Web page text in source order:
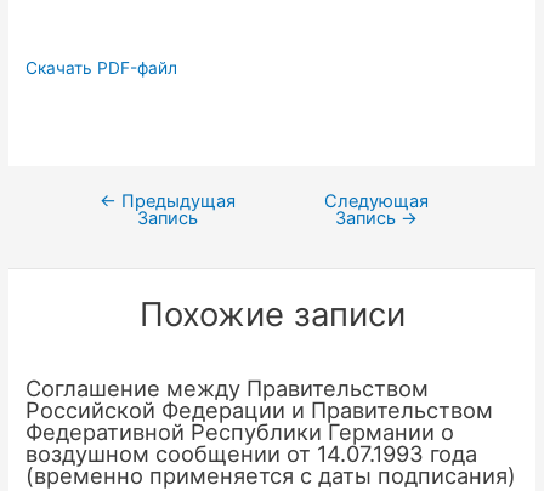
Скачать PDF-файл
Навигация
записям
← Предыдущая
Запись
Следующая
Запись →
Похожие записи
Соглашение между Правительством
Российской Федерации и Правительством
Федеративной Республики Германии о
воздушном сообщении от 14.07.1993 года
(временно применяется с даты подписания)